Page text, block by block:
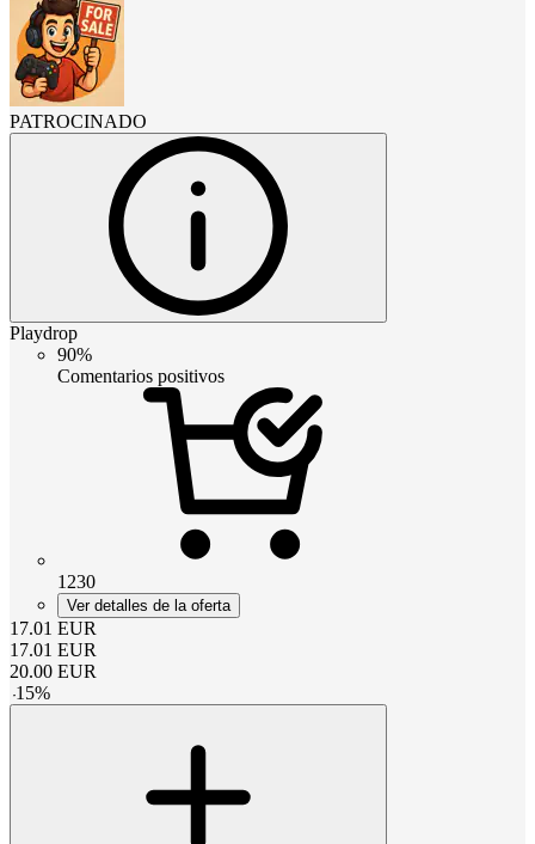
PATROCINADO
Playdrop
90%
Comentarios positivos
1230
Ver detalles de la oferta
17.01 EUR
17.01 EUR
20.00 EUR
-15%